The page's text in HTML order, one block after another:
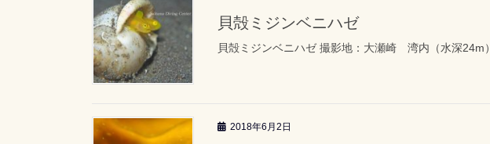
貝殻ミジンベニハゼ
貝殻ミジンベニハゼ 撮影地：大瀬崎 湾内（水深24m）
2018年6月2日